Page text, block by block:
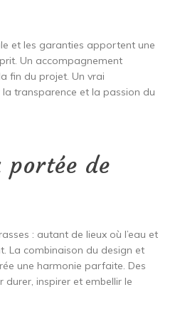
et les garanties apportent une
Un accompagnement
fin du projet. Un vrai
transparence et la passion du
portée de
: autant de lieux où l’eau et
La combinaison du design et
une harmonie parfaite. Des
durer, inspirer et embellir le